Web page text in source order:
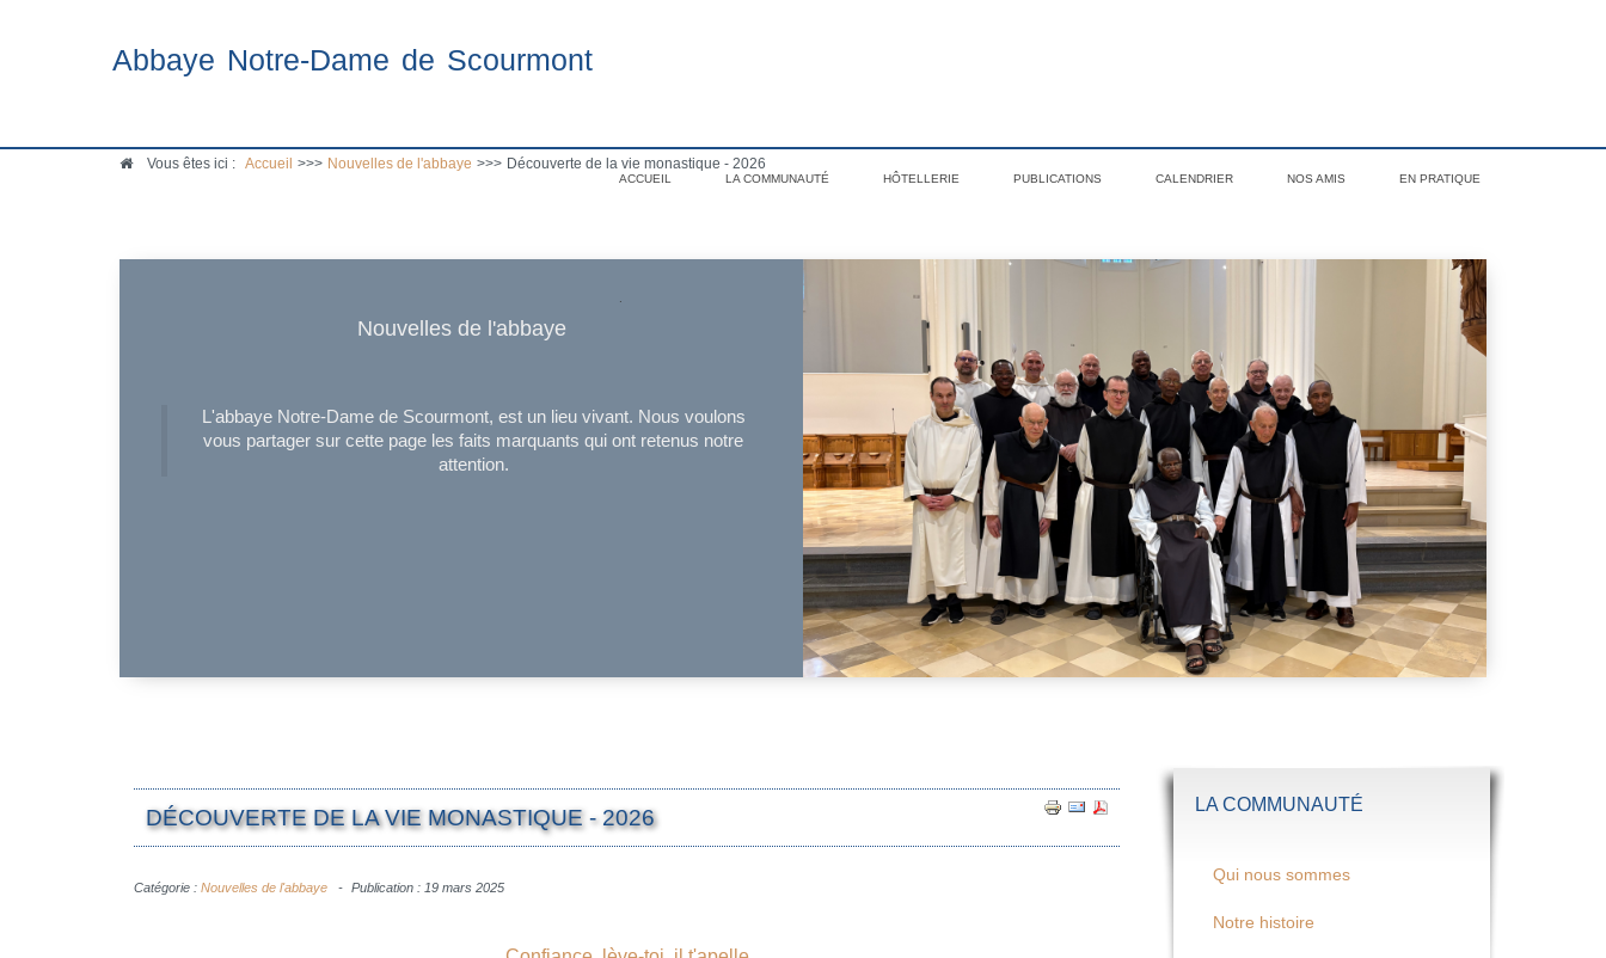
Abbaye Notre-Dame de Scourmont
ACCUEIL LA COMMUNAUTÉ HÔTELLERIE PUBLICATIONS CALENDRIER NOS AMIS EN PRATIQUE
Vous êtes ici : Accueil >>> Nouvelles de l'abbaye >>> Découverte de la vie monastique - 2026
Nouvelles de l'abbaye
L'abbaye Notre-Dame de Scourmont, est un lieu vivant. Nous voulons
vous partager sur cette page les faits marquants qui ont retenus notre
attention.
DÉCOUVERTE DE LA VIE MONASTIQUE - 2026
Catégorie : Nouvelles de l'abbaye Publication : 19 mars 2025
LA COMMUNAUTÉ
Qui nous sommes
Notre histoire